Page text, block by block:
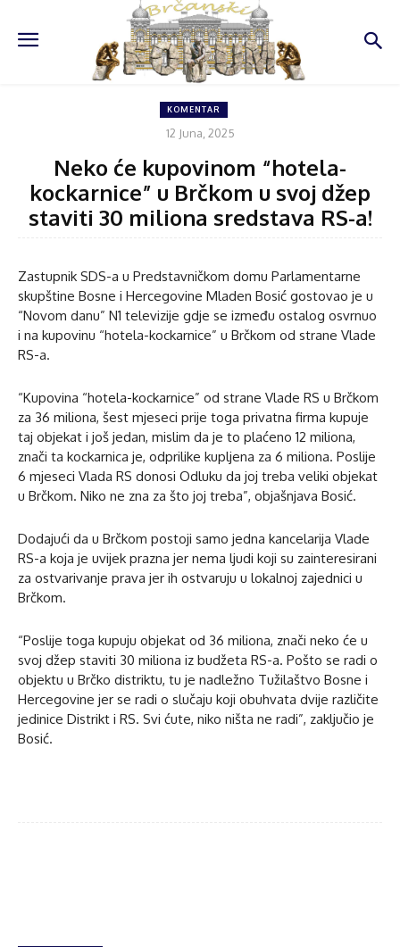
KOMENTAR
12 Juna, 2025
Neko će kupovinom “hotela-
kockarnice” u Brčkom u svoj džep
staviti 30 miliona sredstava RS-a!
Zastupnik SDS-a u Predstavničkom domu Parlamentarne
skupštine Bosne i Hercegovine Mladen Bosić gostovao je u
“Novom danu” N1 televizije gdje se između ostalog osvrnuo
i na kupovinu “hotela-kockarnice” u Brčkom od strane Vlade
RS-a.
“Kupovina “hotela-kockarnice” od strane Vlade RS u Brčkom
za 36 miliona, šest mjeseci prije toga privatna firma kupuje
taj objekat i još jedan, mislim da je to plaćeno 12 miliona,
znači ta kockarnica je, odprilike kupljena za 6 miliona. Poslije
6 mjeseci Vlada RS donosi Odluku da joj treba veliki objekat
u Brčkom. Niko ne zna za što joj treba”, objašnjava Bosić.
Dodajući da u Brčkom postoji samo jedna kancelarija Vlade
RS-a koja je uvijek prazna jer nema ljudi koji su zainteresirani
za ostvarivanje prava jer ih ostvaruju u lokalnoj zajednici u
Brčkom.
“Poslije toga kupuju objekat od 36 miliona, znači neko će u
svoj džep staviti 30 miliona iz budžeta RS-a. Pošto se radi o
objektu u Brčko distriktu, tu je nadležno Tužilaštvo Bosne i
Hercegovine jer se radi o slučaju koji obuhvata dvije različite
jedinice Distrikt i RS. Svi ćute, niko ništa ne radi”, zaključio je
Bosić.